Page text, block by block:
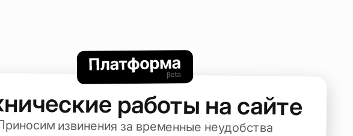
работы на сайте
извинения за временные неудобства